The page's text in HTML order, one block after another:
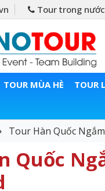
Tour trong
TOUR MÙA HÈ TOUR
Tour Hàn Quốc
Quốc